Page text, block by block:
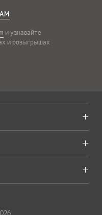
и узнавайте
и розыгрышах